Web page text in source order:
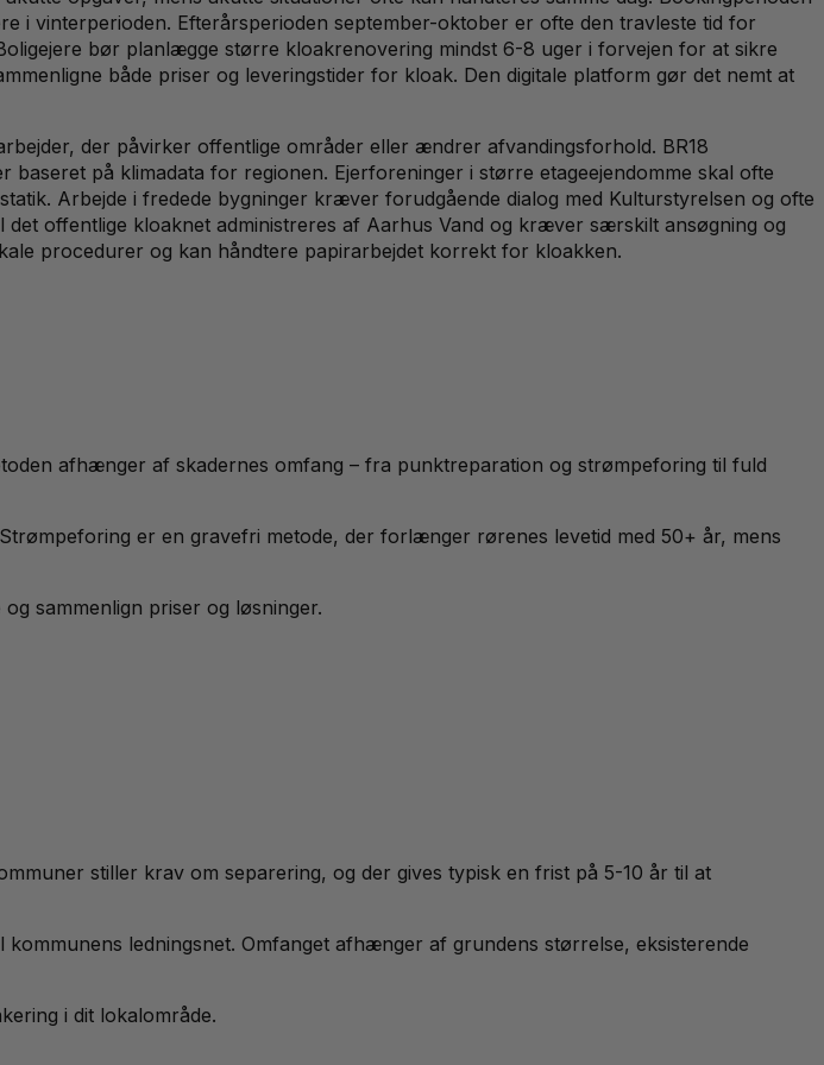
vinterperioden. Efterårsperioden september-oktober er ofte den travleste tid for
bør planlægge større kloakrenovering mindst 6-8 uger i forvejen for at sikre
både priser og leveringstider for kloak. Den digitale platform gør det nemt at
der påvirker offentlige områder eller ændrer afvandingsforhold. BR18
på klimadata for regionen. Ejerforeninger i større etageejendomme skal ofte
Arbejde i fredede bygninger kræver forudgående dialog med Kulturstyrelsen og ofte
offentlige kloaknet administreres af Aarhus Vand og kræver særskilt ansøgning og
procedurer og kan håndtere papirarbejdet korrekt for kloakken.
afhænger af skadernes omfang – fra punktreparation og strømpeforing til fuld
er en gravefri metode, der forlænger rørenes levetid med 50+ år, mens
sammenlign priser og løsninger.
stiller krav om separering, og der gives typisk en frist på 5-10 år til at
ledningsnet. Omfanget afhænger af grundens størrelse, eksisterende
i dit lokalområde.